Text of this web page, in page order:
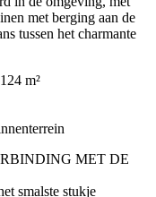
met berging aan de
tussen het charmante
m²
MET DE
smalste stukje